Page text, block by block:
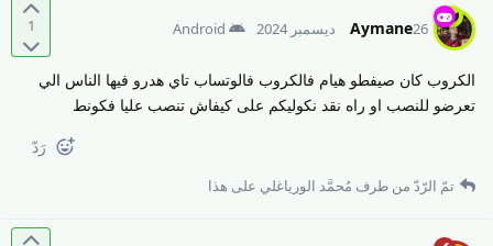
1 Aymane26 ديسمبر 2024 Android
الكروب كان صيفطو هيام فالكروب فالوتساب تاي هدرو فيها الناس الي
تعرضو للنصب او راه نقد نكوليكم على كيفاش تنصب عليا فكونط
رَدّ
تمّ الرّدّ من طرف مُحمَّد الورياغلي على هذا